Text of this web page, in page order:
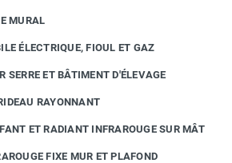
MURAL
ÉLECTRIQUE, FIOUL ET GAZ
SERRE ET BÂTIMENT D'ÉLEVAGE
RAYONNANT
ET RADIANT INFRAROUGE SUR MÂT
FIXE MUR ET PLAFOND